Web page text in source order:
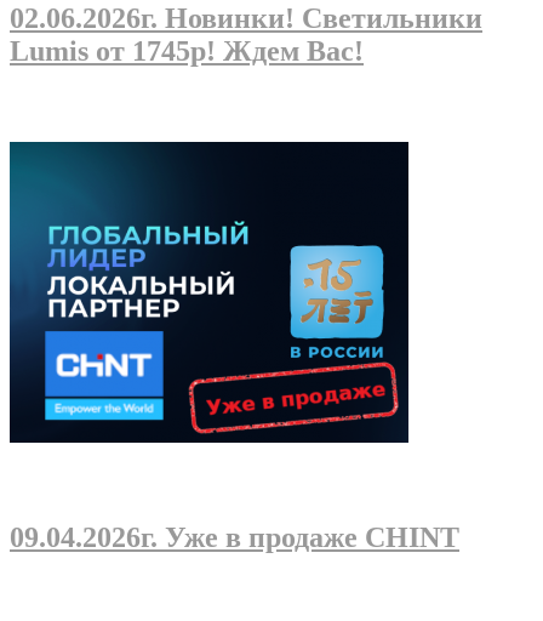
02.06.2026г. Новинки! Светильники
Lumis от 1745р! Ждем Вас!
09.04.2026г. Уже в продаже CHINT